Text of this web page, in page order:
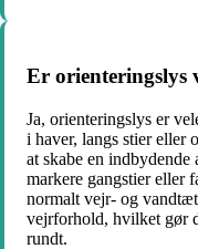
Er orienteringslys
Ja, orienteringslys er
i haver, langs stier eller
at skabe en
markere gangstier eller
normalt vejr- og
vejrforhold, hvilket gør
rundt.